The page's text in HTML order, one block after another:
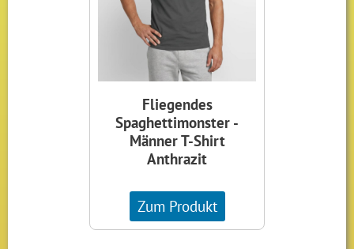
Fliegendes
Spaghettimonster -
Männer T-Shirt
Anthrazit
Zum Produkt